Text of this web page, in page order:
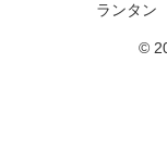
ランタン
©